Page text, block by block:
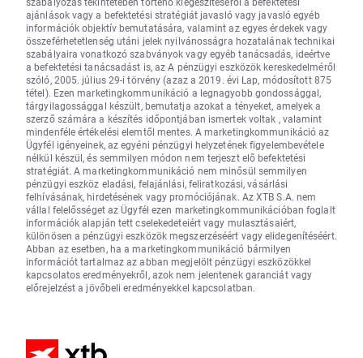
ajánlások vagy a befektetési stratégiát javasló vagy javasló egyéb
információk objektív bemutatására, valamint az egyes érdekek vagy
összeférhetetlenség utáni jelek nyilvánosságra hozatalának technikai
szabályaira vonatkozó szabványok vagy egyéb tanácsadás, ideértve
a befektetési tanácsadást is, az A pénzügyi eszközök kereskedelméről
szóló, 2005. július 29-i törvény (azaz a 2019. évi Lap, módosított 875
tétel). Ezen marketingkommunikáció a legnagyobb gondossággal,
tárgyilagossággal készült, bemutatja azokat a tényeket, amelyek a
szerző számára a készítés időpontjában ismertek voltak , valamint
mindenféle értékelési elemtől mentes. A marketingkommunikáció az
Ügyfél igényeinek, az egyéni pénzügyi helyzetének figyelembevétele
nélkül készül, és semmilyen módon nem terjeszt elő befektetési
stratégiát. A marketingkommunikáció nem minősül semmilyen
pénzügyi eszköz eladási, felajánlási, feliratkozási, vásárlási
felhívásának, hirdetésének vagy promóciójának. Az XTB S.A. nem
vállal felelősséget az Ügyfél ezen marketingkommunikációban foglalt
információk alapján tett cselekedeteiért vagy mulasztásaiért,
különösen a pénzügyi eszközök megszerzéséért vagy elidegenítéséért.
Abban az esetben, ha a marketingkommunikáció bármilyen
információt tartalmaz az abban megjelölt pénzügyi eszközökkel
kapcsolatos eredményekről, azok nem jelentenek garanciát vagy
előrejelzést a jövőbeli eredményekkel kapcsolatban.